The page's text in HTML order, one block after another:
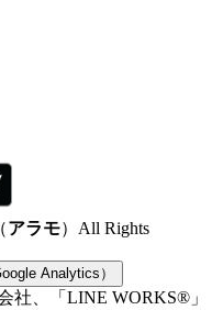
アラモ）All Rights
Analytics）
、「LINE WORKS®」